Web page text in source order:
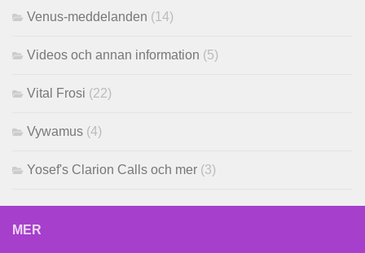
Venus-meddelanden (14)
Videos och annan information (5)
Vital Frosi (22)
Vywamus (4)
Yosef's Clarion Calls och mer (3)
MER